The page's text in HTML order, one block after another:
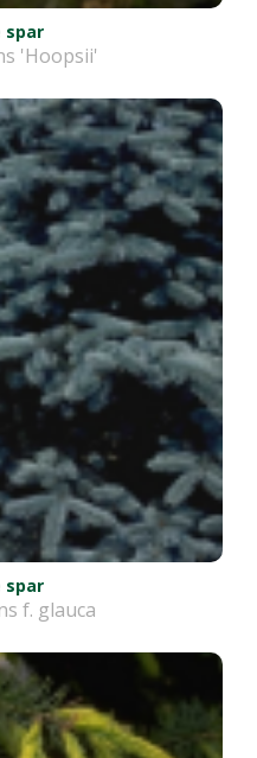
spar
'Hoopsii'
spar
f. glauca